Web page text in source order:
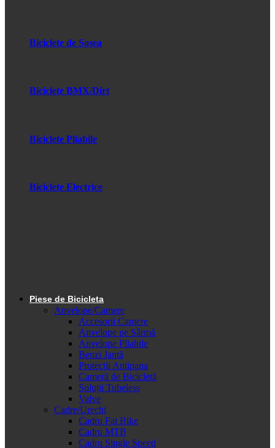
Biciclete de Sosea
Biciclete BMX/Dirt
Biciclete Pliabile
Biciclete Electrice
Piese de Bicicleta
Anvelope/Camere
Accesorii Camere
Anvelope pe Sârmă
Anvelope Pliabile
Benzi Jantă
Protecții Antipana
Cameră de Bicicletă
Soluții Tubeless
Valve
Cadre/Urechi
Cadru Fat Bike
Cadru MTB
Cadru Single Speed